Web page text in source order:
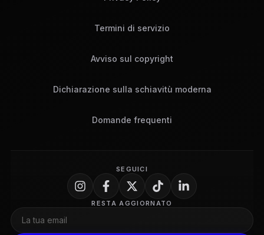
Termini di servizio
Avviso sul copyright
Dichiarazione sulla schiavitù moderna
Domande frequenti
SEGUICI
RESTA AGGIORNATO